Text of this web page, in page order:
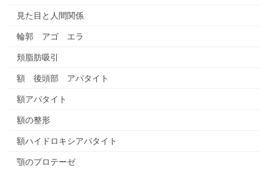
見た目と人間関係
輪郭 アゴ エラ
頬脂肪吸引
額 後頭部 アパタイト
額アパタイト
額の整形
額ハイドロキシアパタイト
顎のプロテーゼ